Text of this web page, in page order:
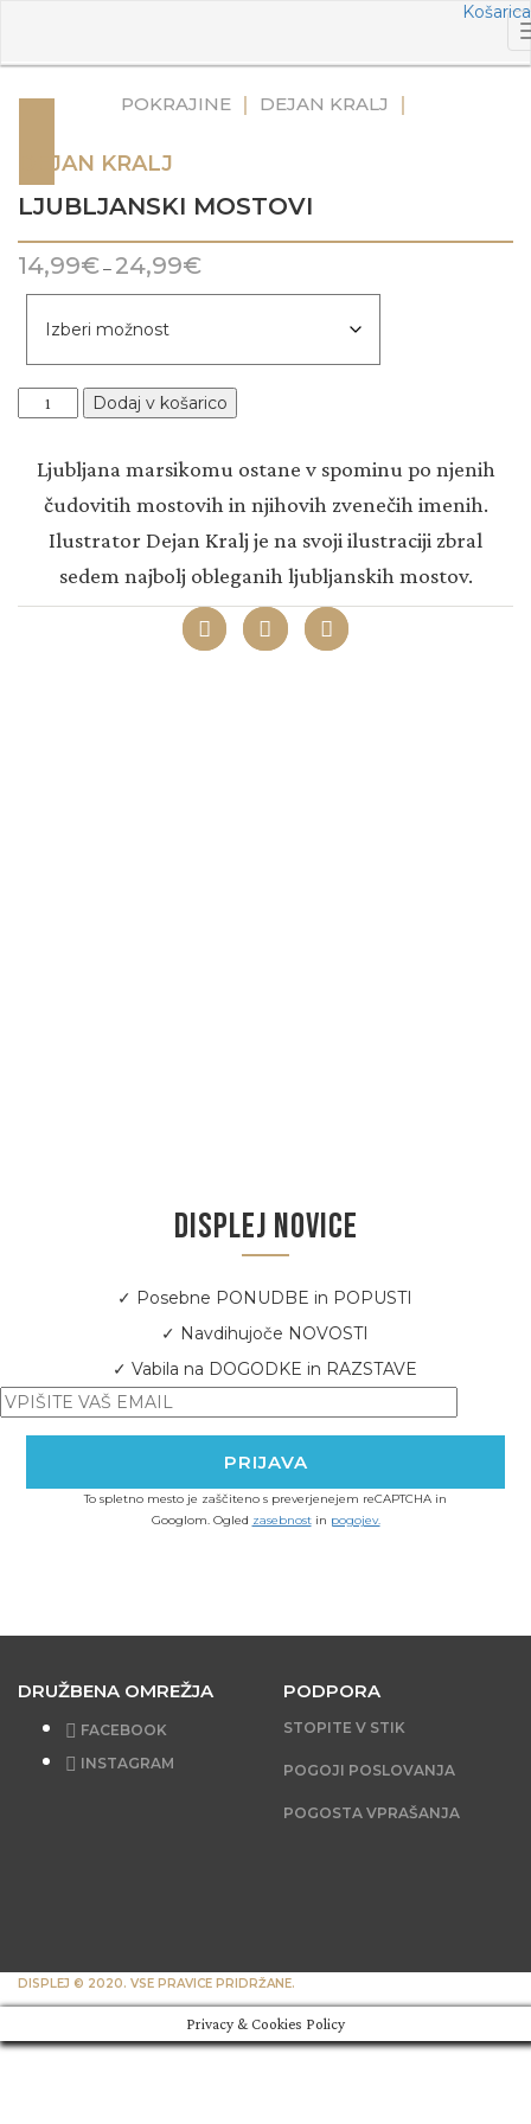
POKRAJINE | DEJAN KRALJ |
DEJAN KRALJ
LJUBLJANSKI MOSTOVI
14,99€– 24,99€
Ljubljanski
mostovi
Dodaj v košarico
Ljubljana marsikomu ostane v spominu po njenih
čudovitih mostovih in njihovih zvenečih imenih.
Ilustrator Dejan Kralj je na svoji ilustraciji zbral
sedem najbolj obleganih ljubljanskih mostov.
DISPLEJ NOVICE
✓ Posebne PONUDBE in POPUSTI
✓ Navdihujoče NOVOSTI
✓ Vabila na DOGODKE in RAZSTAVE
To spletno mesto je zaščiteno s preverjenejem reCAPTCHA in
Googlom. Ogled zasebnostin pogojev.
PODPORA
STOPITE V STIK
POGOJI POSLOVANJA
POGOSTA VPRAŠANJA
DRUŽBENA OMREŽJA
FACEBOOK
INSTAGRAM
DISPLEJ © 2020. VSE PRAVICE PRIDRŽANE.
Privacy & Cookies Policy